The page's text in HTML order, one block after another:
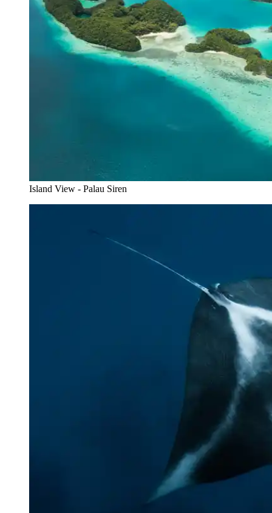
Island View - Palau Siren